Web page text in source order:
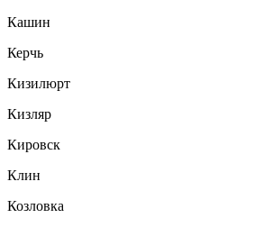
Кашин
Керчь
Кизилюрт
Кизляр
Кировск
Клин
Козловка